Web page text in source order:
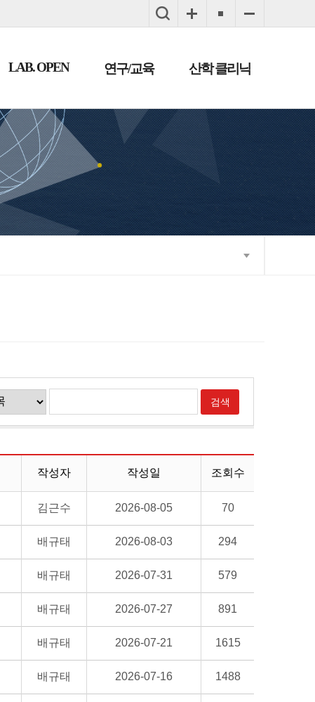
LAB. OPEN 연구/교육 산학 클리닉
작성자 작성일 조회수
김근수 2026-08-05 70
배규태 2026-08-03 294
배규태 2026-07-31 579
배규태 2026-07-27 891
배규태 2026-07-21 1615
배규태 2026-07-16 1488